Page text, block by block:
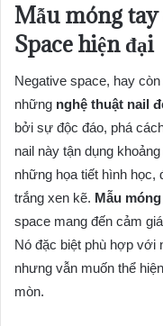
Mẫu móng
Space hiện đại
Negative space, hay
những nghệ thuật nail
bởi sự độc đáo, phá
nail này tận dụng
những họa tiết hình
trắng xen kẽ. Mẫu
space mang đến cảm
Nó đặc biệt phù hợp với
nhưng vẫn muốn thể
mòn.